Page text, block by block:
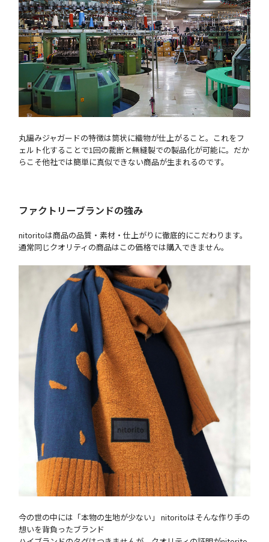
丸編みジャガードの特徴は筒状に織物が仕上がること。これをフ
ェルト化することで1回の裁断と無縫製での製品化が可能に。だか
らこそ他社では簡単に真似できない商品が生まれるのです。
ファクトリーブランドの強み
nitoritoは商品の品質・素材・仕上がりに徹底的にこだわります。
通常同じクオリティの商品はこの価格では購入できません。
今の世の中には「本物の生地が少ない」 nitoritoはそんな作り手の
想いを背負ったブランド